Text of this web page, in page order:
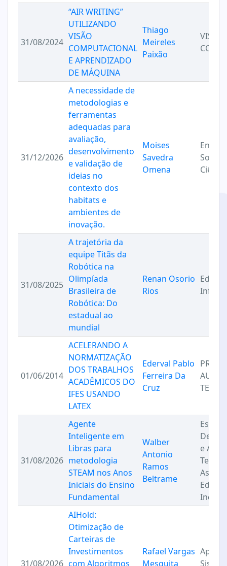
31/08/2024
“AIR WRITING”
UTILIZANDO
VISÃO
COMPUTACIONAL
E APRENDIZADO
DE MÁQUINA
Thiago
Meireles
Paixão
VISÃO
31/12/2026
A necessidade de
metodologias e
ferramentas
adequadas para
avaliação,
desenvolvimento
e validação de
ideias no
contexto dos
habitats e
ambientes de
inovação.
Moises
Savedra
Omena
31/08/2025
A trajetória da
equipe Titãs da
Robótica na
Olimpíada
Brasileira de
Robótica: Do
estadual ao
mundial
Renan Osorio
Rios
01/06/2014
ACELERANDO A
NORMATIZAÇÃO
DOS TRABALHOS
ACADÊMICOS DO
IFES USANDO
LATEX
Ederval Pablo
Ferreira Da
Cruz
TEXTO
31/08/2026
Agente
Inteligente em
Libras para
metodologia
STEAM nos Anos
Iniciais do Ensino
Fundamental
Walber
Antonio
Ramos
Beltrame
e
31/08/2026
AIHold:
Otimização de
Carteiras de
Investimentos
com Algoritmos
Rafael Vargas
Mesquita